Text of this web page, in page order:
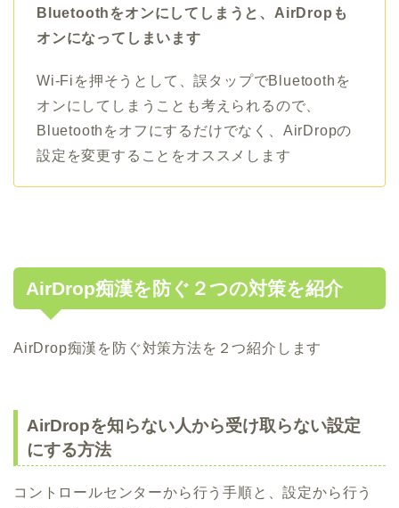
Bluetoothをオンにしてしまうと、AirDropも
オンになってしまいます
Wi-Fiを押そうとして、誤タップでBluetoothを
オンにしてしまうことも考えられるので、
Bluetoothをオフにするだけでなく、AirDropの
設定を変更することをオススメします
AirDrop痴漢を防ぐ２つの対策を紹介
AirDrop痴漢を防ぐ対策方法を２つ紹介します
AirDropを知らない人から受け取らない設定
にする方法
コントロールセンターから行う手順と、設定から行う